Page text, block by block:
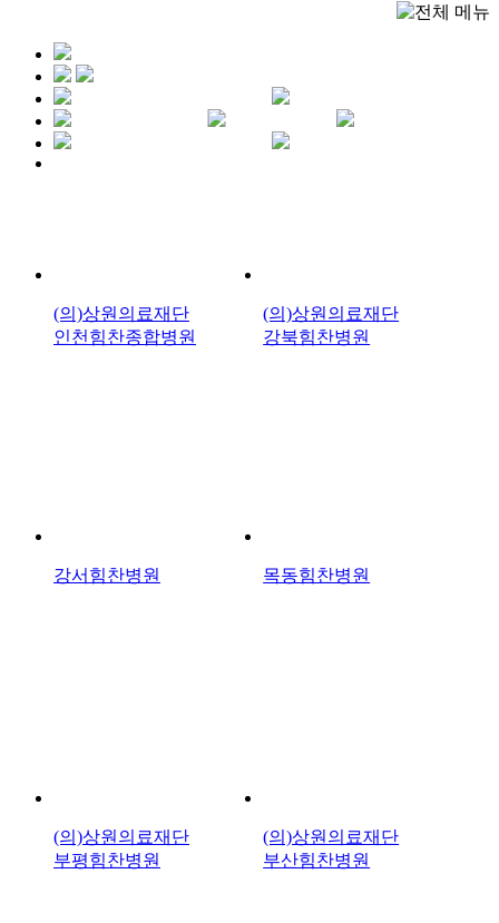
(의)상원의료재단
인천힘찬종합병원
(의)상원의료재단
강북힘찬병원
강서힘찬병원 목동힘찬병원
(의)상원의료재단
부평힘찬병원
(의)상원의료재단
부산힘찬병원